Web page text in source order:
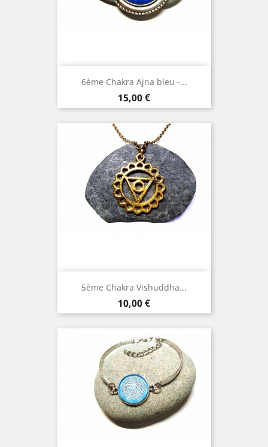
6ème Chakra Ajna bleu -...
Prix
15,00 €
5ème Chakra Vishuddha...
Prix
10,00 €